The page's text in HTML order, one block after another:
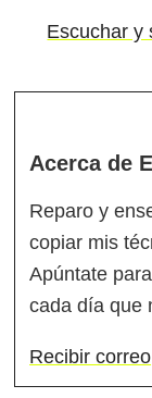
Escuchar y
Acerca de
Reparo y
copiar mis
Apúntate
cada día que
Recibir correo